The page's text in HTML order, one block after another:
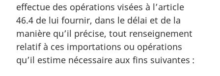
effectue des opérations visées à l’article
46.4 de lui fournir, dans le délai et de la
manière qu’il précise, tout renseignement
relatif à ces importations ou opérations
qu’il estime nécessaire aux fins suivantes :